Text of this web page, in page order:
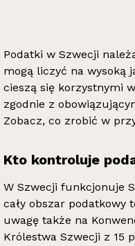
Podatki w Szwecji
mogą liczyć na wysoką
cieszą się korzystnymi
zgodnie z
Zobacz, co zrobić w
Kto kontroluje
W Szwecji funkcjonuje
cały obszar podatkowy
uwagę także na
Królestwa Szwecji z 15